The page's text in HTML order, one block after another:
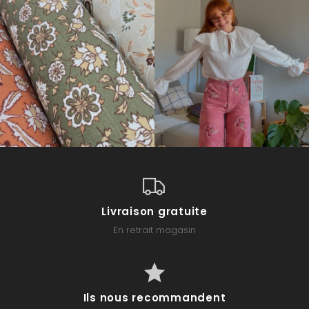
Livraison gratuite
En retrait magasin
Ils nous recommandent